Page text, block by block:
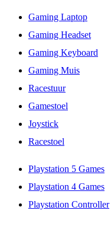
Gaming Laptop
Gaming Headset
Gaming Keyboard
Gaming Muis
Racestuur
Gamestoel
Joystick
Racestoel
Playstation 5 Games
Playstation 4 Games
Playstation Controller